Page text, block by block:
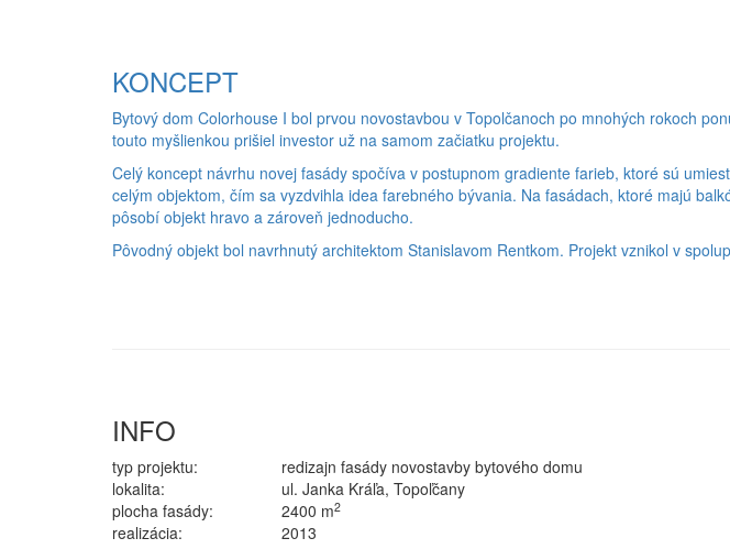
KONCEPT
Bytový dom Colorhouse I bol prvou novostavbou v Topolčanoch po mnohých rokoch
touto myšlienkou prišiel investor už na samom začiatku projektu.
Celý koncept návrhu novej fasády spočíva v postupnom gradiente farieb, ktoré sú
celým objektom, čím sa vyzdvihla idea farebného bývania. Na fasádach, ktoré majú
pôsobí objekt hravo a zároveň jednoducho.
Pôvodný objekt bol navrhnutý architektom Stanislavom Rentkom. Projekt vznikol v
INFO
typ projektu:
redizajn fasády novostavby bytového domu
lokalita:
ul. Janka Kráľa, Topoľčany
plocha fasády:
2400 m2
realizácia: 2013